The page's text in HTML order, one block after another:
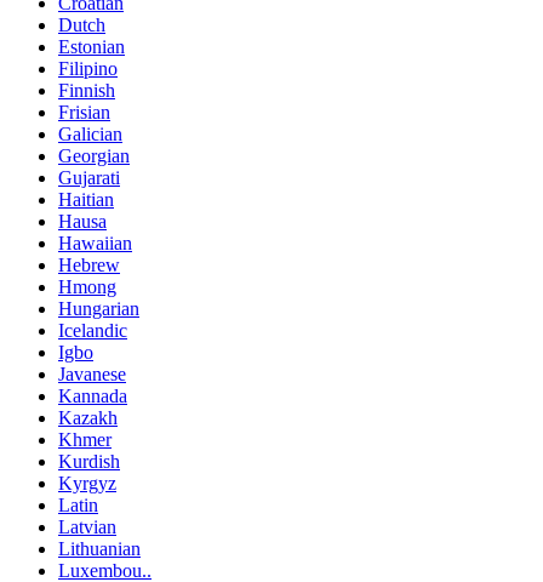
Dutch
Estonian
Filipino
Finnish
Frisian
Galician
Georgian
Gujarati
Haitian
Hausa
Hawaiian
Hebrew
Hmong
Hungarian
Icelandic
Igbo
Javanese
Kannada
Kazakh
Khmer
Kurdish
Kyrgyz
Latin
Latvian
Lithuanian
Luxembou..